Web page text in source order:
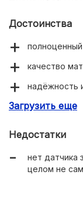
Достоинства
качество
надёжность
простое и
сохранение
Загрузить еще
Недостатки
нет датчика
целом не